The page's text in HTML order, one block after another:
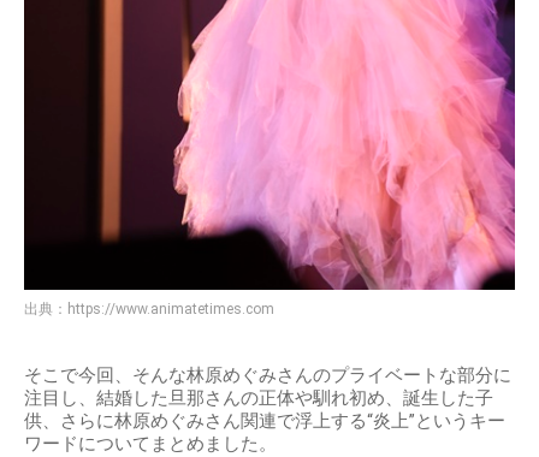
出典： https://www.animatetimes.com
そこで今回、そんな林原めぐみさんのプライベートな部分に
注目し、結婚した旦那さんの正体や馴れ初め、誕生した子
供、さらに林原めぐみさん関連で浮上する“炎上”というキー
ワードについてまとめました。